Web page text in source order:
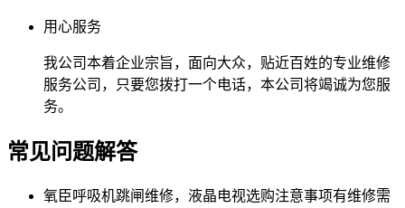
用心服务
我公司本着企业宗旨，面向大众，贴近百姓的专业维修
服务公司，只要您拨打一个电话，本公司将竭诚为您服
务。
常见问题解答
氧臣呼吸机跳闸维修，液晶电视选购注意事项有维修需